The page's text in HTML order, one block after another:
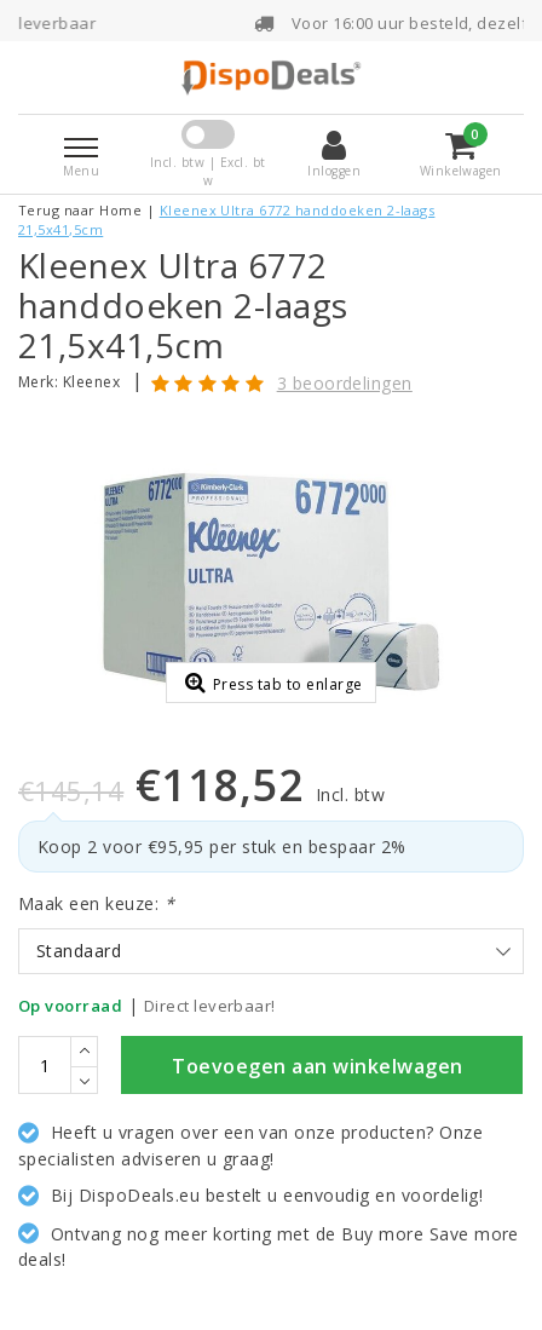
Voor 16:00 uur besteld, dezelfde dag
Menu
Incl. btw | Excl. bt
w
Inloggen
0
Winkelwagen
Terug naar Home | Kleenex Ultra 6772 handdoeken 2-laags
21,5x41,5cm
Kleenex Ultra 6772
handdoeken 2-laags
21,5x41,5cm
Merk: Kleenex | 3 beoordelingen
Press tab to enlarge
€145,14 €118,52 Incl. btw
Koop 2 voor €95,95 per stuk en bespaar 2%
Maak een keuze: *
Standaard
Op voorraad | Direct leverbaar!
Toevoegen aan winkelwagen
Heeft u vragen over een van onze producten? Onze
specialisten adviseren u graag!
Bij DispoDeals.eu bestelt u eenvoudig en voordelig!
Ontvang nog meer korting met de Buy more Save more
deals!